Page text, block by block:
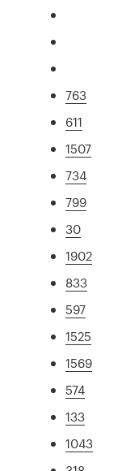
763
611
1507
734
799
30
1902
833
597
1525
1569
574
133
1043